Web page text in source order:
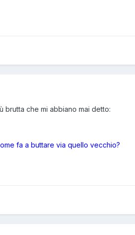
che mi abbiano mai detto:
fa a buttare via quello vecchio?